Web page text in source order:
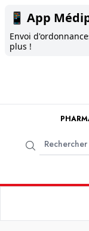
📱 App
Envoi
plus !